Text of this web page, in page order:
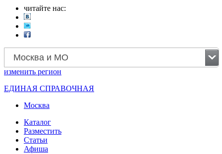
читайте нас:
Москва и МО
изменить регион
ЕДИНАЯ СПРАВОЧНАЯ
Москва
Каталог
Разместить
Статьи
Афиша